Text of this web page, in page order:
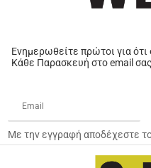
Ενημερωθείτε πρώτοι για ότι
Κάθε Παρασκευή στο email
Με την εγγραφή αποδέχεστε